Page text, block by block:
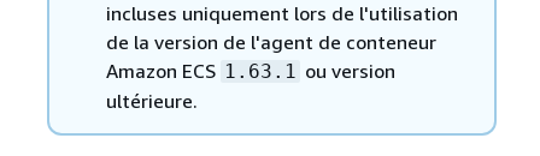
incluses uniquement lors de l'utilisation
de la version de l'agent de conteneur
Amazon ECS 1.63.1 ou version
ultérieure.